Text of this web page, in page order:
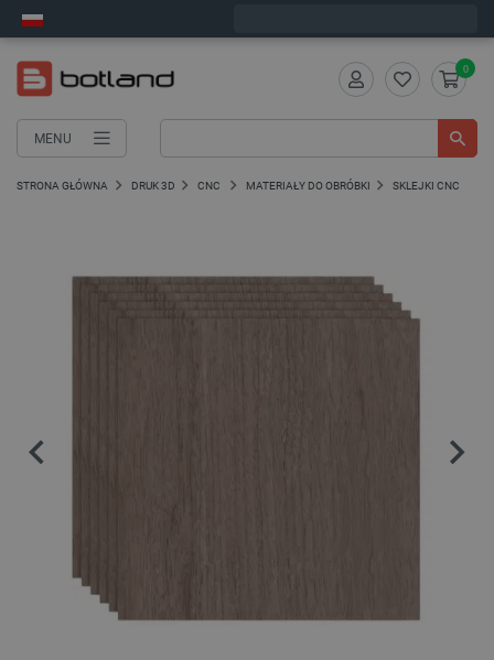
MENU
0
STRONA GŁÓWNA DRUK 3D CNC MATERIAŁY DO OBRÓBKI SKLEJKI CNC